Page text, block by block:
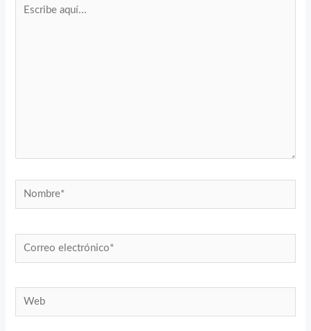
Nombre*
Correo
electrónico*
Web